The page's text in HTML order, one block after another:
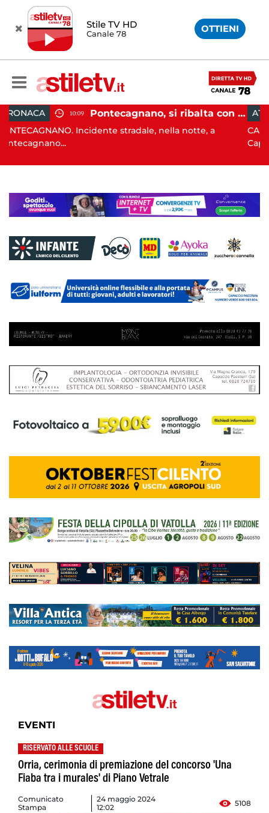
Stile TV HD
Canale 78 OTTIENI
Pontecagnano, si ribalta con l'auto alla rotatoria: giovane ferito
stradale, nella notte, a
ATTUALITÀ 15:05
CAPACCIO PAESTUM. Incisiva
EVENTI
RISERVATO ALLE SCUOLE
Orria, cerimonia di premiazione del concorso 'Una
Fiaba tra i murales' di Piano Vetrale
Comunicato
Stampa
24 maggio 2024
12:02
5108